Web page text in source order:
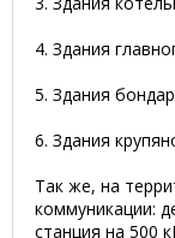
4. Здания
5. Здания
6. Здания
Так же, на
коммуникации:
станция на 500